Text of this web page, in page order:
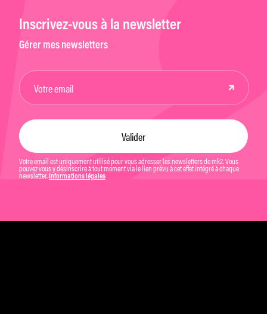
Inscrivez-vous à la newsletter
Gérer mes newsletters
Votre email est uniquement utilisé pour vous adresser les newsletters de mk2. Vous
pouvez vous y désinscrire à tout moment via le lien prévu à cet effet intégré à chaque
newsletter. Informations légales